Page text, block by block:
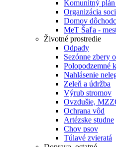
Komunitný
Organizácia
Domov
MeT Šaľa -
Životné prostredie
Odpady
Sezónne zbery
Polopodzemné
Nahlásenie
Zeleň a údržba
Výrub stromov
Ovzdušie,
Ochrana vôd
Artézske studne
Chov psov
Túlavé zvieratá